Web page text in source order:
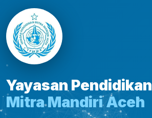
Yayasan Pendidikan
Mitra Mandiri Aceh